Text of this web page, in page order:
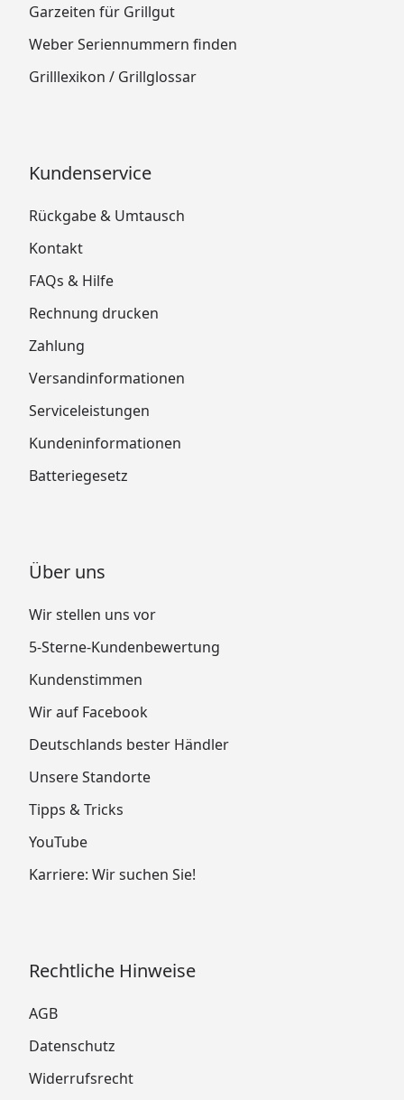
Garzeiten für Grillgut
Weber Seriennummern finden
Grilllexikon / Grillglossar
Kundenservice
Rückgabe & Umtausch
Kontakt
FAQs & Hilfe
Rechnung drucken
Zahlung
Versandinformationen
Serviceleistungen
Kundeninformationen
Batteriegesetz
Über uns
Wir stellen uns vor
5-Sterne-Kundenbewertung
Kundenstimmen
Wir auf Facebook
Deutschlands bester Händler
Unsere Standorte
Tipps & Tricks
YouTube
Karriere: Wir suchen Sie!
Rechtliche Hinweise
AGB
Datenschutz
Widerrufsrecht